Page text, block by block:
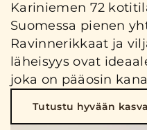
Kariniemen 72
Suomessa pienen
Ravinnerikkaat ja
läheisyys ovat
joka on pääosin
Tutustu hyvään